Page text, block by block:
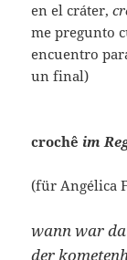
en el cráter,
me pregunto
encuentro
un final)
crochê im
(für Angélica
wann war
der